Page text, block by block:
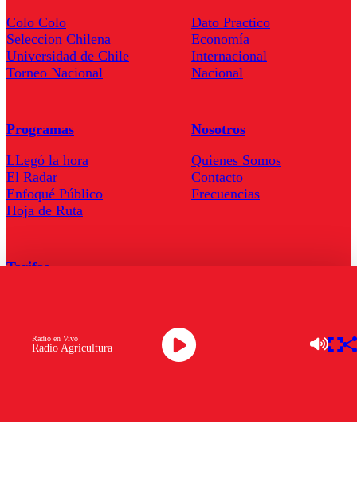
Radio Agricultura
Radio en Vivo
Colo Colo
Seleccion Chilena
Universidad de Chile
Torneo Nacional
Dato Practico
Economía
Internacional
Nacional
Programas
LLegó la hora
El Radar
Enfoqué Público
Hoja de Ruta
Nosotros
Quienes Somos
Contacto
Frecuencias
Tarifas
Descarga la APP